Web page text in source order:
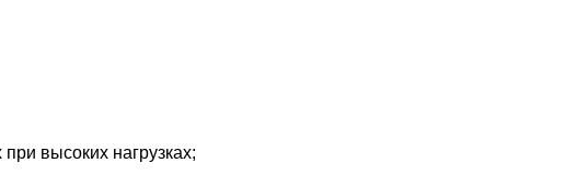
высоких нагрузках;